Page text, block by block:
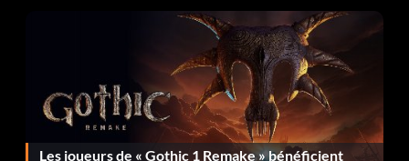
Skate as big real estate agent:
Entrez « shescaresme » comme code.
All specials unlocked in the shop:
Les joueurs de « Gothic 1 Remake » bénéficient